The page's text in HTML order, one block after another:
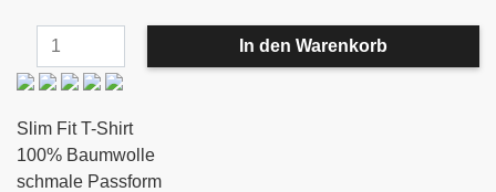
Slim Fit T-Shirt
100% Baumwolle
schmale Passform